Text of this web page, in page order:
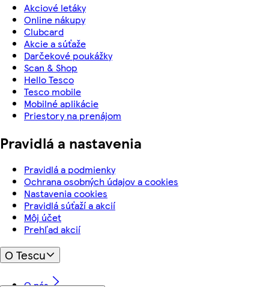
Akciové letáky
Online nákupy
Clubcard
Akcie a súťaže
Darčekové poukážky
Scan & Shop
Hello Tesco
Tesco mobile
Mobilné aplikácie
Priestory na prenájom
Pravidlá a nastavenia
Pravidlá a podmienky
Ochrana osobných údajov a cookies
Nastavenia cookies
Pravidlá súťaží a akcií
Môj účet
Prehľad akcií
O Tescu